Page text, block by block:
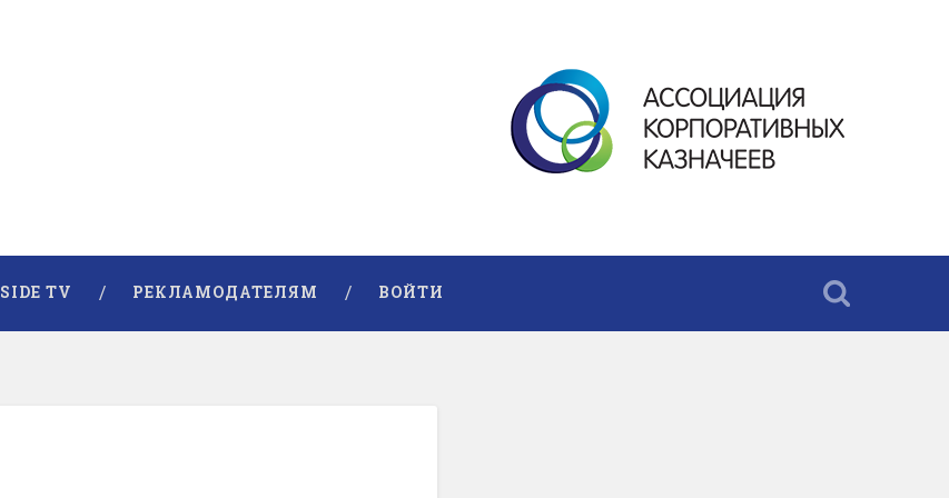
TV РЕКЛАМОДАТЕЛЯМ ВОЙТИ